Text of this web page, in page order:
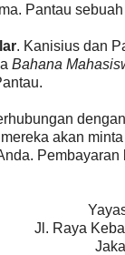
Pantau
. Kanisius dan
Bahana
akan
Jl. Raya